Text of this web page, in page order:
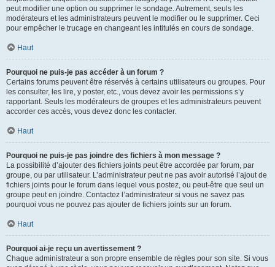
peut modifier une option ou supprimer le sondage. Autrement, seuls les
modérateurs et les administrateurs peuvent le modifier ou le supprimer. Ceci
pour empêcher le trucage en changeant les intitulés en cours de sondage.
Haut
Pourquoi ne puis-je pas accéder à un forum ?
Certains forums peuvent être réservés à certains utilisateurs ou groupes. Pour
les consulter, les lire, y poster, etc., vous devez avoir les permissions s’y
rapportant. Seuls les modérateurs de groupes et les administrateurs peuvent
accorder ces accès, vous devez donc les contacter.
Haut
Pourquoi ne puis-je pas joindre des fichiers à mon message ?
La possibilité d’ajouter des fichiers joints peut être accordée par forum, par
groupe, ou par utilisateur. L’administrateur peut ne pas avoir autorisé l’ajout de
fichiers joints pour le forum dans lequel vous postez, ou peut-être que seul un
groupe peut en joindre. Contactez l’administrateur si vous ne savez pas
pourquoi vous ne pouvez pas ajouter de fichiers joints sur un forum.
Haut
Pourquoi ai-je reçu un avertissement ?
Chaque administrateur a son propre ensemble de règles pour son site. Si vous